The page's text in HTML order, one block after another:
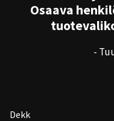
Osaava
-
Dekk